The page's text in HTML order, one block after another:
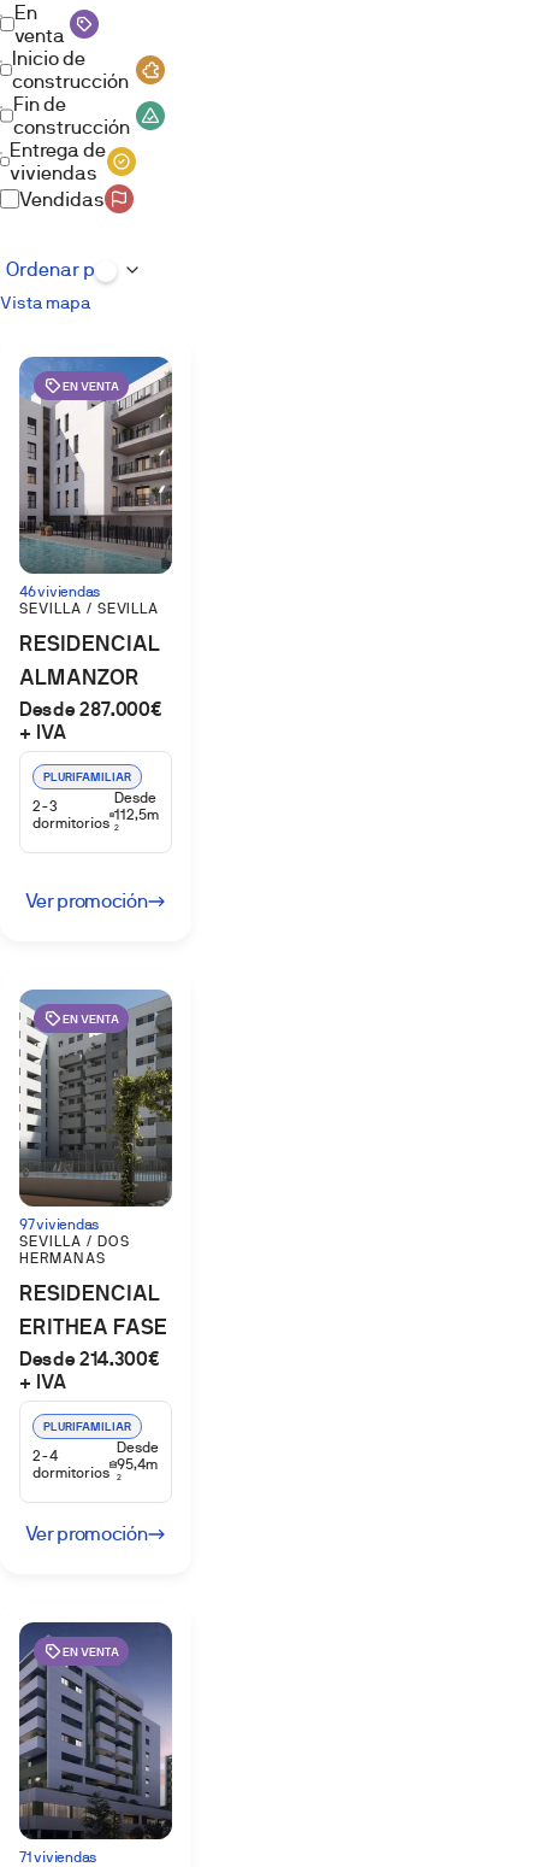
En
venta
Inicio de
construcción
Fin de
construcción
Entrega de
viviendas
Vendidas
Vista mapa
EN VENTA
46 viviendas
SEVILLA / SEVILLA
RESIDENCIAL
ALMANZOR
PALMAS
ALTAS
Desde 287.000€
+ IVA
PLURIFAMILIAR
2-3
dormitorios
Desde
112,5m
2
Ver promoción
EN VENTA
97 viviendas
SEVILLA / DOS
HERMANAS
RESIDENCIAL
ERITHEA FASE
2
Desde 214.300€
+ IVA
PLURIFAMILIAR
2-4
dormitorios
Desde
95,4m
2
Ver promoción
EN VENTA
71 viviendas